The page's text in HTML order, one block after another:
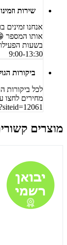
שירות
אותו המספר
9:00-13:30
ביקורות
לכל ביקורות
מחירים לחצו
מוצרים